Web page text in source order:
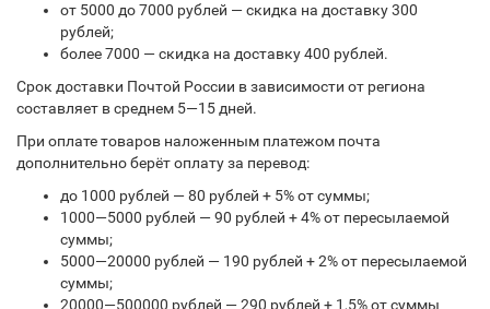
от 5000 до 7000 рублей — скидка на доставку 300
рублей;
более 7000 — скидка на доставку 400 рублей.
Срок доставки Почтой России в зависимости от региона
составляет в среднем 5—15 дней.
При оплате товаров наложенным платежом почта
дополнительно берёт оплату за перевод:
до 1000 рублей — 80 рублей + 5% от суммы;
1000—5000 рублей — 90 рублей + 4% от пересылаемой
суммы;
5000—20000 рублей — 190 рублей + 2% от пересылаемой
суммы;
20000—500000 рублей — 290 рублей + 1,5% от суммы